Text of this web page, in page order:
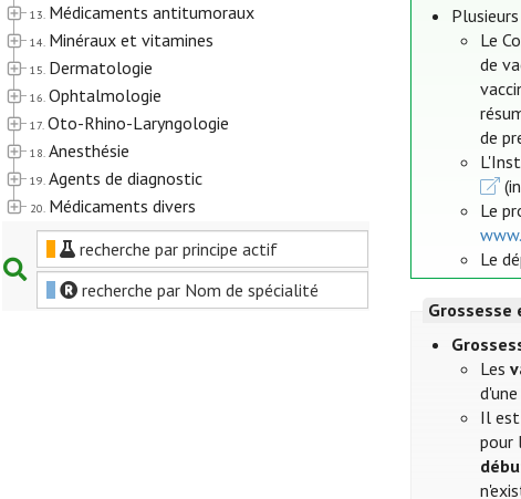
13. Médicaments antitumoraux
14. Minéraux et vitamines
15. Dermatologie
16. Ophtalmologie
17. Oto-Rhino-Laryngologie
18. Anesthésie
19. Agents de diagnostic
20. Médicaments divers
recherche par principe actif
recherche par Nom de spécialité
Le
de
de
Le
Le
Les
Il
pour